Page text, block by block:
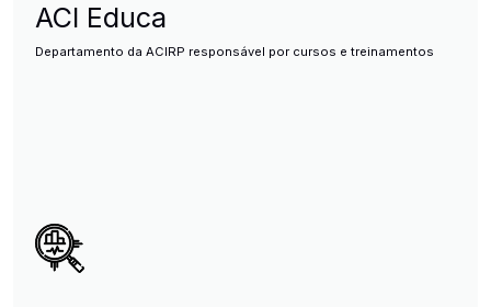
ACI Educa
Departamento da ACIRP responsável por cursos e treinamentos